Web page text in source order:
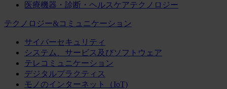
医療機器・診断・ヘルスケアテクノロジー
テクノロジー&コミュニケーション
サイバーセキュリティ
システム、サービス及びソフトウェア
テレコミュニケーション
デジタルプラクティス
モノのインターネット（IoT)